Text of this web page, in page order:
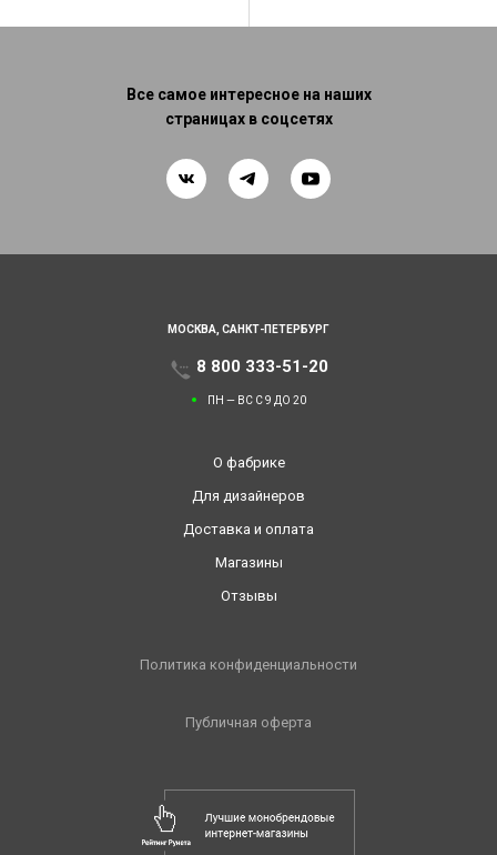
Все самое интересное на наших
страницах в соцсетях
МОСКВА, САНКТ-ПЕТЕРБУРГ
8 800 333-51-20
ПН — ВС С 9 ДО 20
О фабрике
Для дизайнеров
Доставка и оплата
Магазины
Отзывы
Политика конфиденциальности
Публичная оферта